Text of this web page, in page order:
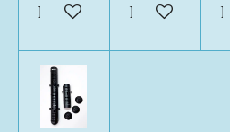
In den Warenkorb
In den